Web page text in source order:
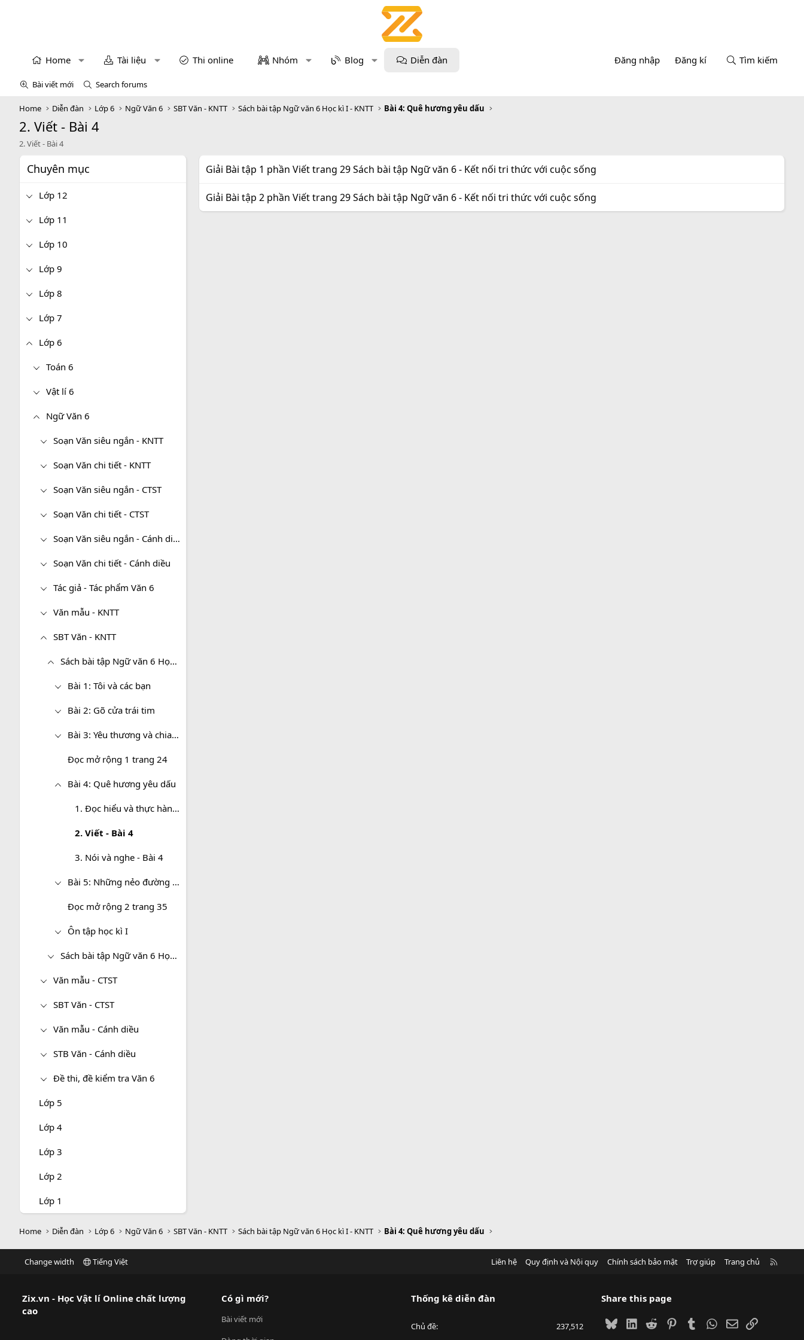
Home Tài liệu Thi online Nhóm Blog Diễn đàn Đăng nhập Đăng kí Tìm kiếm
Bài viết mới Search forums
Home Diễn đàn Lớp 6 Ngữ Văn 6 SBT Văn - KNTT Sách bài tập Ngữ văn 6 Học kì I - KNTT Bài 4: Quê hương yêu dấu
2. Viết - Bài 4
2. Viết - Bài 4
Chuyên mục
Lớp 12
Lớp 11
Lớp 10
Lớp 9
Lớp 8
Lớp 7
Lớp 6
Toán 6
Vật lí 6
Ngữ Văn 6
Soạn Văn siêu ngắn - KNTT
Soạn Văn chi tiết - KNTT
Soạn Văn siêu ngắn - CTST
Soạn Văn chi tiết - CTST
Soạn Văn siêu ngắn - Cánh diều
Soạn Văn chi tiết - Cánh diều
Tác giả - Tác phẩm Văn 6
Văn mẫu - KNTT
SBT Văn - KNTT
Sách bài tập Ngữ văn 6 Học kì I - KNTT
Bài 1: Tôi và các bạn
Bài 2: Gõ cửa trái tim
Bài 3: Yêu thương và chia sẻ
Đọc mở rộng 1 trang 24
Bài 4: Quê hương yêu dấu
1. Đọc hiểu và thực hành tiếng Việt - Bài 4
2. Viết - Bài 4
3. Nói và nghe - Bài 4
Bài 5: Những nẻo đường xứ sở
Đọc mở rộng 2 trang 35
Ôn tập học kì I
Sách bài tập Ngữ văn 6 Học kì II - KNTT
Văn mẫu - CTST
SBT Văn - CTST
Văn mẫu - Cánh diều
STB Văn - Cánh diều
Đề thi, đề kiểm tra Văn 6
Lớp 5
Lớp 4
Lớp 3
Lớp 2
Lớp 1
Giải Bài tập 1 phần Viết trang 29 Sách bài tập Ngữ văn 6 - Kết nối tri thức với cuộc sống
Giải Bài tập 2 phần Viết trang 29 Sách bài tập Ngữ văn 6 - Kết nối tri thức với cuộc sống
Home Diễn đàn Lớp 6 Ngữ Văn 6 SBT Văn - KNTT Sách bài tập Ngữ văn 6 Học kì I - KNTT Bài 4: Quê hương yêu dấu
Change width Tiếng Việt Liên hệ Quy định và Nội quy Chính sách bảo mật Trợ giúp Trang chủ
Zix.vn - Học Vật lí Online chất lượng
cao
Có gì mới?
Bài viết mới
Thống kê diễn đàn
Chủ đề 237,512
Share this page
BlueskyLinkedIn
Reddit PinterestTumblrWhatsApp
EmailLink